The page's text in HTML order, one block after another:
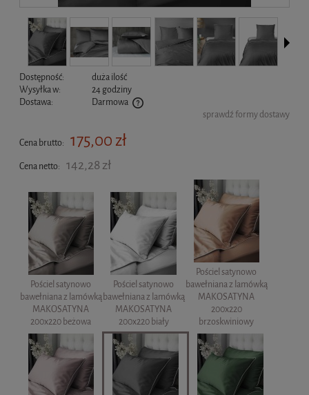
Dostępność:
duża ilość
Wysyłka w:
24 godziny
Dostawa:
Darmowa
Cena nie zawiera ewentualnych kosztów płatnościsprawdź formy dostawy
Cena brutto: 175,00 zł
Cena netto: 142,28 zł
Pościel satynowo
bawełniana z lamówką
MAKOSATYNA
200x220 beżowa
Pościel satynowo
bawełniana z lamówką
MAKOSATYNA
200x220 biały
Pościel satynowo
bawełniana z lamówką
MAKOSATYNA
200x220
brzoskwiniowy